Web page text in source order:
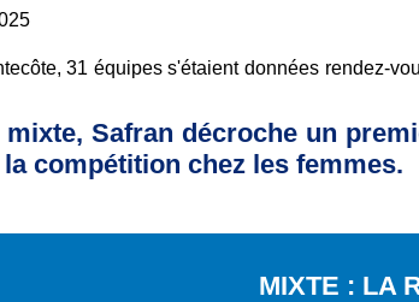
31 équipes s'étaient données rendez-
mixte, Safran décroche un
compétition chez les femmes.
MIXTE : LA